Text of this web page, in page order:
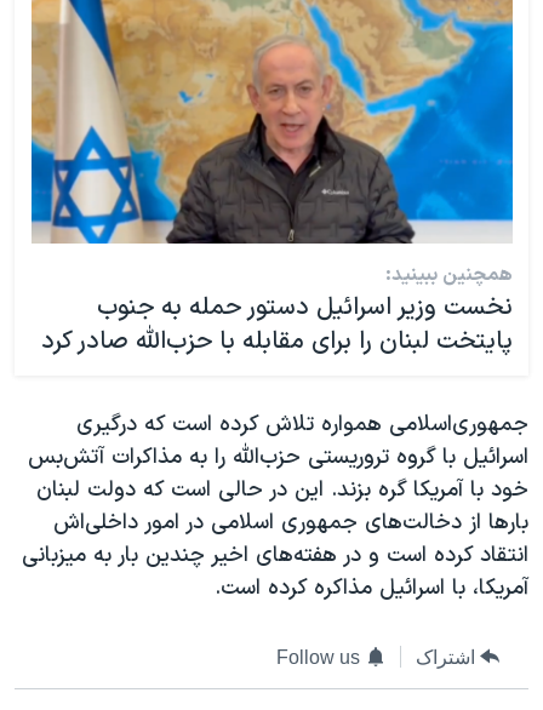
همچنین ببینید:
نخست وزیر اسرائیل دستور حمله به جنوب
پایتخت لبنان را برای مقابله با حزب‌الله صادر کرد
جمهوری‌اسلامی همواره تلاش کرده است که درگیری
اسرائيل با گروه تروریستی حزب‌الله را به مذاکرات آتش‌بس
خود با آمریکا گره بزند. این در حالی است که دولت لبنان
بارها از دخالت‌های جمهوری اسلامی در امور داخلی‌اش
انتقاد کرده است و در هفته‌های اخیر چندین بار به میزبانی
آمریکا، با اسرائيل مذاکره کرده است.
اشتراک Follow us